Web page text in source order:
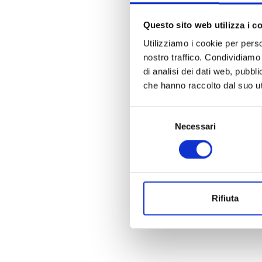
Questo sito web utilizza i
Utilizziamo i cookie per
nostro traffico.
di analisi dei dati web,
che hanno raccolto dal suo
Necessari
Rifiuta